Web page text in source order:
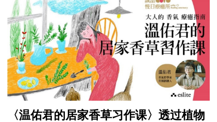
〈温佑君的居家香草习作课〉透过植物